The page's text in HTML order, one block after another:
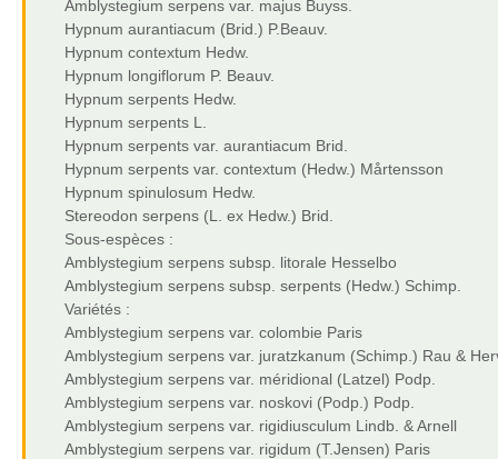
Amblystegium serpens var. majus Buyss.
Hypnum aurantiacum (Brid.) P.Beauv.
Hypnum contextum Hedw.
Hypnum longiflorum P. Beauv.
Hypnum serpents Hedw.
Hypnum serpents L.
Hypnum serpents var. aurantiacum Brid.
Hypnum serpents var. contextum (Hedw.) Mårtensson
Hypnum spinulosum Hedw.
Stereodon serpens (L. ex Hedw.) Brid.
Sous-espèces :
Amblystegium serpens subsp. litorale Hesselbo
Amblystegium serpens subsp. serpents (Hedw.) Schimp.
Variétés :
Amblystegium serpens var. colombie Paris
Amblystegium serpens var. juratzkanum (Schimp.) Rau &
Amblystegium serpens var. méridional (Latzel) Podp.
Amblystegium serpens var. noskovi (Podp.) Podp.
Amblystegium serpens var. rigidiusculum Lindb. & Arnell
Amblystegium serpens var. rigidum (T.Jensen) Paris